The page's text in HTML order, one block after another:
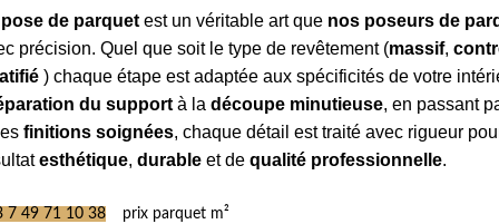
pose de parquet est un véritable art que nos poseurs de
précision. Quel que soit le type de revêtement (massif,
) chaque étape est adaptée aux spécificités de votre
du support à ladécoupe minutieuse, en passant
finitions soignées, chaque détail est traité avec rigueur
esthétique,durable et dequalité professionnelle.
7 49 71 10 38 prix parquet m²